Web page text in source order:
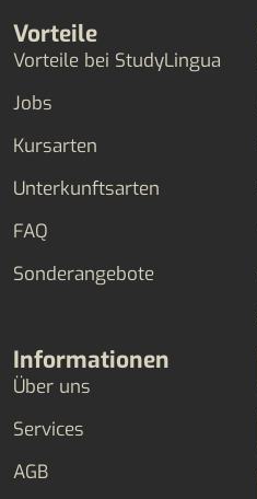
Vorteile
Vorteile bei StudyLingua
Jobs
Kursarten
Unterkunftsarten
FAQ
Sonderangebote
Informationen
Über uns
Services
AGB